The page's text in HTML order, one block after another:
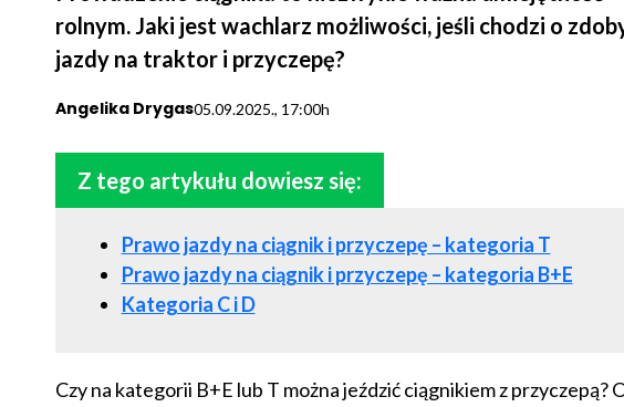
rolnym. Jaki jest wachlarz możliwości, jeśli chodzi o
jazdy na traktor i przyczepę?
Angelika Drygas05.09.2025., 17:00h
Z tego artykułu dowiesz się:
Prawo jazdy na ciągnik i przyczepę – kategoria T
Prawo jazdy na ciągnik i przyczepę – kategoria B+E
Kategoria C i D
Czy na kategorii B+E lub T można jeździć ciągnikiem z przyczepą?